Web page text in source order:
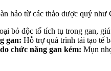
hảo từ các thảo dược quý
bỏ độc tố tích tụ trong gan,
gan: Hỗ trợ quá trình tái tạo tế
chức năng gan kém: Mụn